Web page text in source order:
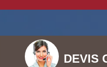
DEVIS